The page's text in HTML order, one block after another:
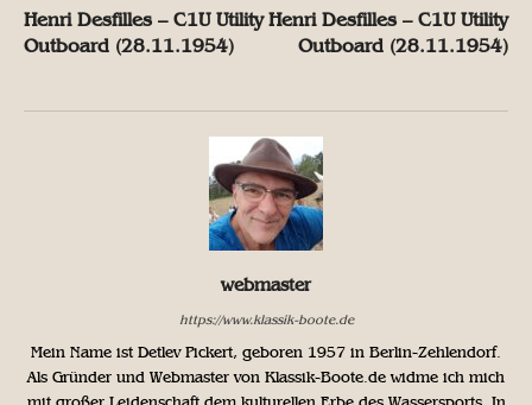
Henri Desfilles – C1U Utility
Outboard (28.11.1954)
Henri Desfilles – C1U Utility
Outboard (28.11.1954)
webmaster
https://www.klassik-boote.de
Mein Name ist Detlev Pickert, geboren 1957 in Berlin-Zehlendorf.
Als Gründer und Webmaster von Klassik-Boote.de widme ich mich